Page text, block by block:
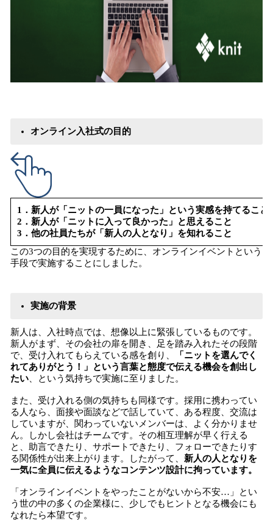
オンライン入社式の目的
1．新人が「ニットの一員になった」という実感を持てること
2．新人が「ニットに入って良かった」と思えること
3．他の社員たちが「新人の人となり」を知れること
この3つの目的を実現するために、オンラインイベントという
手段で実施することにしました。
実施の背景
新人は、入社時点では、想像以上に緊張しているものです。
新人がまず、その会社の扉を開き、足を踏み入れたその段階
で、受け入れてもらえている感を創り、
「ニットを選んでく
れてありがとう！」という言葉と態度で伝える機会を創出し
たい 、という気持ちで実施に至りました。
また、受け入れる側の気持ちも同様です。採用に携わってい
る人なら、面接や面談などで話していて、ある程度、交流は
していますが、関わっていないメンバーは、よく分かりませ
ん。しかし会社はチームです。その相互理解が早く行える
と、助言できたり、サポートできたり、フォローできたりす
る関係性が出来上がります。したがって、 新人の人となりを
一気に全員に伝えるようなコンテンツ設計に拘っています。
「オンラインイベントをやったことがないから不安…」とい
う世の中の多くの企業様に、少しでもヒントとなる機会にも
なれたら本望です。